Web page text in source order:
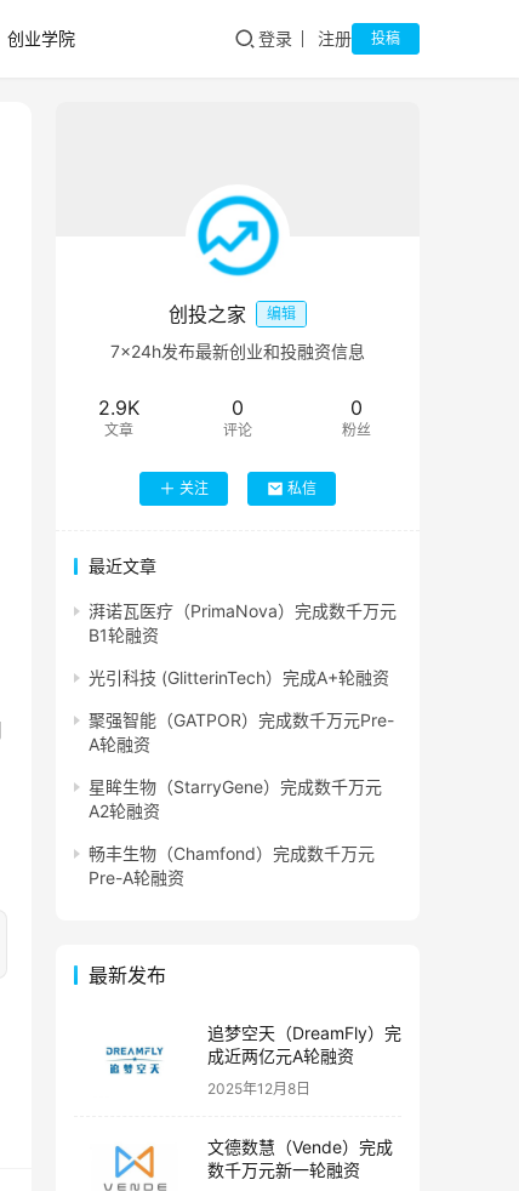
创业学院 登录 注册 投稿
创投之家 编辑
7×24h发布最新创业和投融资信息
2.9K
文章
0
评论
0
粉丝
关注 私信
最近文章
湃诺瓦医疗（PrimaNova）完成数千万元
B1轮融资
光引科技 (GlitterinTech）完成A+轮融资
聚强智能（GATPOR）完成数千万元Pre-
A轮融资
星眸生物（StarryGene）完成数千万元
A2轮融资
畅丰生物（Chamfond）完成数千万元
Pre-A轮融资
最新发布
追梦空天（DreamFly）完
成近两亿元A轮融资
2025年12月8日
文德数慧（Vende）完成
数千万元新一轮融资